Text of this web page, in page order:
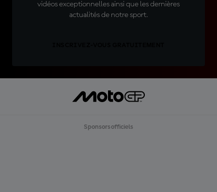
vidéos exceptionnelles ainsi que les dernières
actualités de notre sport.
Sponsors officiels